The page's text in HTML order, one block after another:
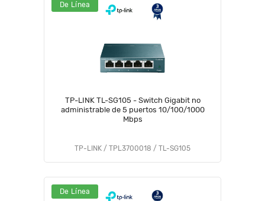
De Línea
TP-LINK TL-SG105 - Switch Gigabit no
administrable de 5 puertos 10/100/1000
Mbps
TP-LINK / TPL3700018 / TL-SG105
De Línea